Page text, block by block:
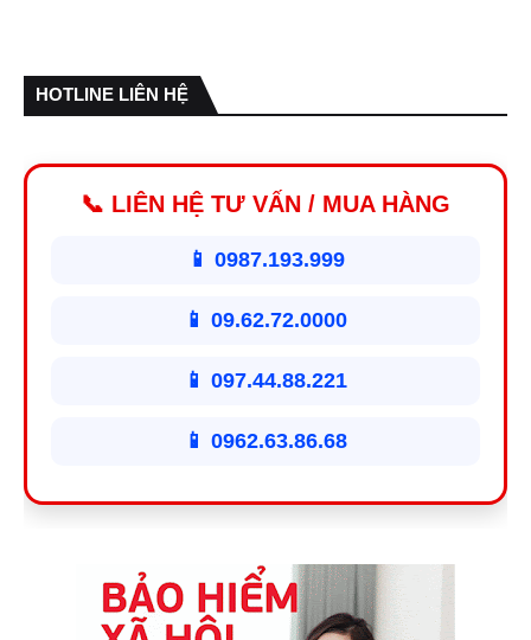
HOTLINE LIÊN HỆ
📞 LIÊN HỆ TƯ VẤN / MUA HÀNG
📱 0987.193.999
📱 09.62.72.0000
📱 097.44.88.221
📱 0962.63.86.68